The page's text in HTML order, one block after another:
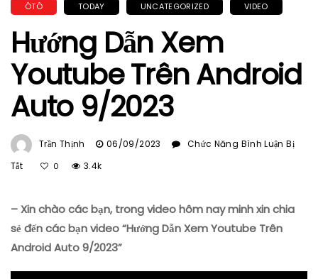
ÔTÔ TODAY UNCATEGORIZED VIDEO
Hướng Dẫn Xem
Youtube Trên Android
Auto 9/2023
Trần Thịnh 06/09/2023
Chức Năng Bình Luận Bị
Tắt
Xem
Youtube
Trên
Auto
0 3.4k
– Xin chào các bạn, trong video hôm nay minh xin chia
sẻ đến các bạn video “Hướng Dẫn Xem Youtube Trên
Android Auto 9/2023”